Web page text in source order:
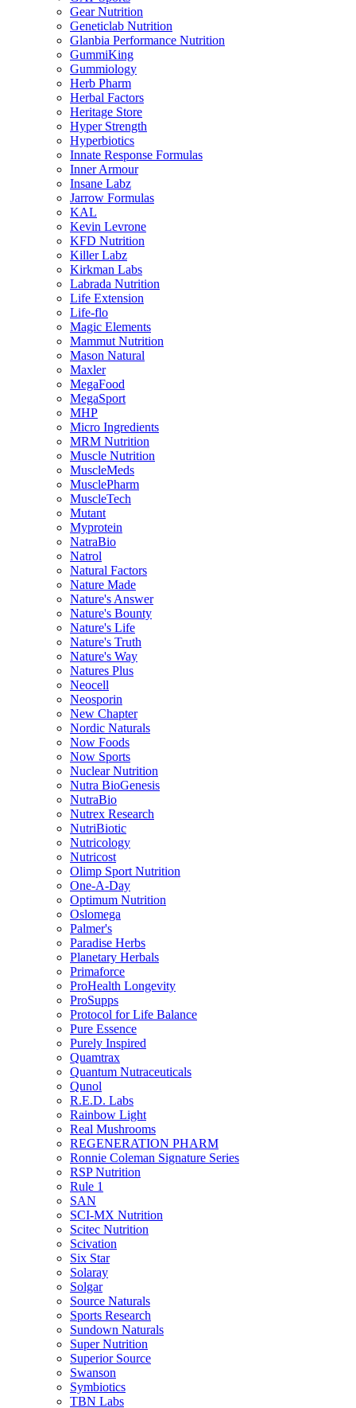
Gear Nutrition
Geneticlab Nutrition
Glanbia Performance Nutrition
GummiKing
Gummiology
Herb Pharm
Herbal Factors
Heritage Store
Hyper Strength
Hyperbiotics
Innate Response Formulas
Inner Armour
Insane Labz
Jarrow Formulas
KAL
Kevin Levrone
KFD Nutrition
Killer Labz
Kirkman Labs
Labrada Nutrition
Life Extension
Life-flo
Magic Elements
Mammut Nutrition
Mason Natural
Maxler
MegaFood
MegaSport
MHP
Micro Ingredients
MRM Nutrition
Muscle Nutrition
MuscleMeds
MusclePharm
MuscleTech
Mutant
Myprotein
NatraBio
Natrol
Natural Factors
Nature Made
Nature's Answer
Nature's Bounty
Nature's Life
Nature's Truth
Nature's Way
Natures Plus
Neocell
Neosporin
New Chapter
Nordic Naturals
Now Foods
Now Sports
Nuclear Nutrition
Nutra BioGenesis
NutraBio
Nutrex Research
NutriBiotic
Nutricology
Nutricost
Olimp Sport Nutrition
One-A-Day
Optimum Nutrition
Oslomega
Palmer's
Paradise Herbs
Planetary Herbals
Primaforce
ProHealth Longevity
ProSupps
Protocol for Life Balance
Pure Essence
Purely Inspired
Quamtrax
Quantum Nutraceuticals
Qunol
R.E.D. Labs
Rainbow Light
Real Mushrooms
REGENERATION PHARM
Ronnie Coleman Signature Series
RSP Nutrition
Rule 1
SAN
SCI-MX Nutrition
Scitec Nutrition
Scivation
Six Star
Solaray
Solgar
Source Naturals
Sports Research
Sundown Naturals
Super Nutrition
Superior Source
Swanson
Symbiotics
TBN Labs